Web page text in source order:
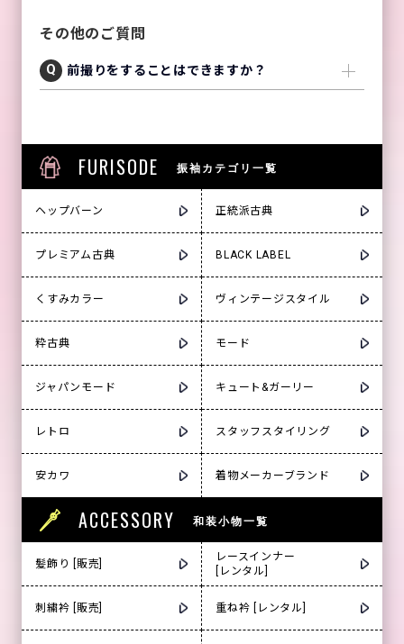
その他のご質問
前撮りをすることはできますか？
FURISODE 振袖カテゴリ一覧
ヘップバーン 正統派古典
プレミアム古典 BLACK LABEL
くすみカラー ヴィンテージスタイル
粋古典 モード
ジャパンモード キュート&ガーリー
レトロ スタッフスタイリング
安カワ 着物メーカーブランド
ACCESSORY 和装小物一覧
髪飾り [販売]
レースインナー
[レンタル]
刺繍衿 [販売] 重ね衿 [レンタル]